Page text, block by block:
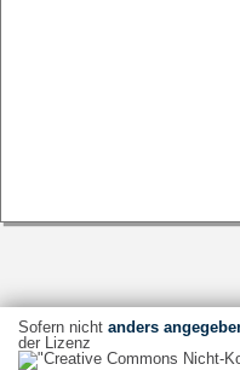
Sofern nicht anders
der Lizenz